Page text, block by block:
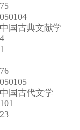
75
050104
中国古典文献学
4
1
76
050105
中国古代文学
101
23